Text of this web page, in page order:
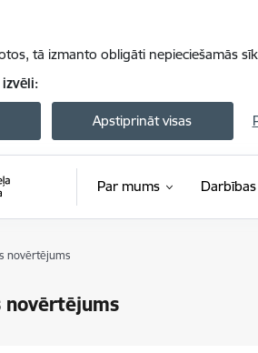
tā izmanto obligāti nepieciešamās
Apstiprināt visas
Par mums
novērtējums
novērtējums